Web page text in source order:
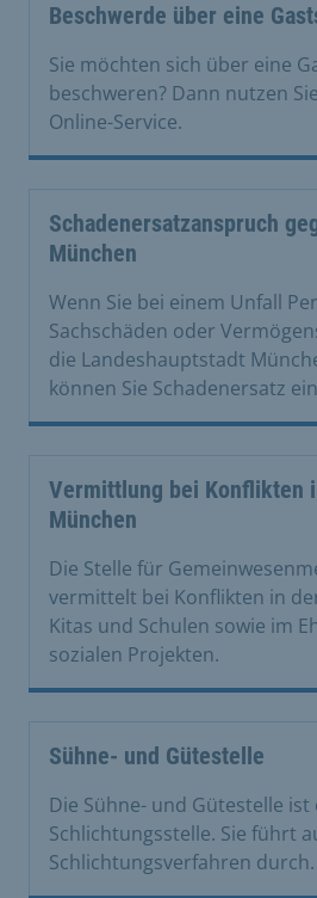
Beschwerde über eine
Sie möchten sich über eine
beschweren? Dann nutzen
Online-Service.
Schadenersatzanspruch
München
Wenn Sie bei einem Unfall
Sachschäden oder
die Landeshauptstadt
können Sie Schadenersatz
Vermittlung bei Konflikten
München
Die Stelle für
vermittelt bei Konflikten in
Kitas und Schulen sowie im
sozialen Projekten.
Sühne- und Gütestelle
Die Sühne- und Gütestelle
Schlichtungsstelle. Sie führt
Schlichtungsverfahren durch.